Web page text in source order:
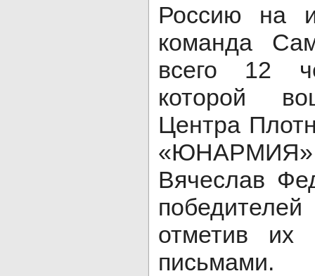
Россию на
команда
всего 12
которой
Центра
Вячеслав
отметив их
письмами.